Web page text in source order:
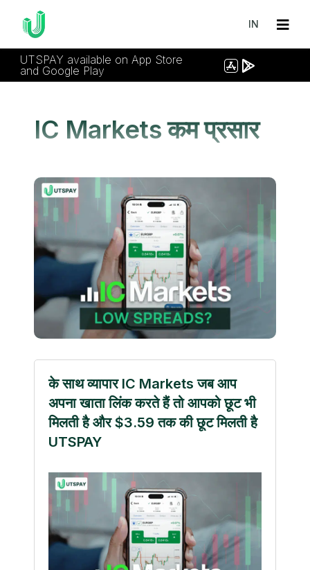
IN
UTSPAY available on App Store
and Google Play
IC Markets कम प्रसार
के साथ व्यापार IC Markets जब आप
अपना खाता लिंक करते हैं तो आपको छूट भी
मिलती है और $3.59 तक की छूट मिलती है
UTSPAY